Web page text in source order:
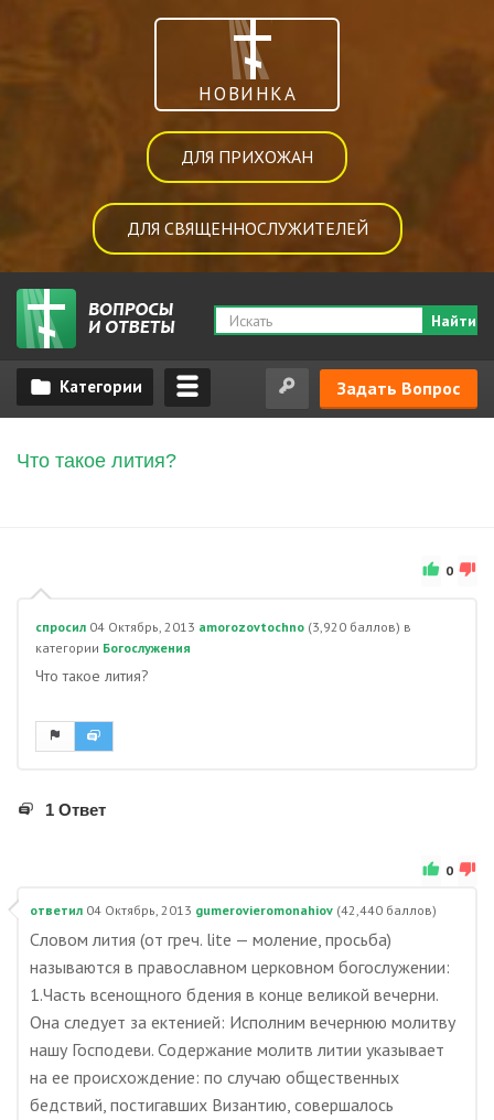
НОВИНКА
ДЛЯ ПРИХОЖАН
ДЛЯ СВЯЩЕННОСЛУЖИТЕЛЕЙ
Найти
Задать Вопрос
Что такое лития?
0
спросил 04 Октябрь, 2013 amorozovtochno (3,920 баллов) в
категории Богослужения
Что такое лития?
1 Ответ
0
ответил 04 Октябрь, 2013 gumerovieromonahiov (42,440 баллов)
Словом лития (от греч. lite — моление, просьба)
называются в православном церковном богослужении:
1.Часть всенощного бдения в конце великой вечерни.
Она следует за ектенией: Исполним вечернюю молитву
нашу Господеви. Содержание молитв литии указывает
на ее происхождение: по случаю общественных
бедствий, постигавших Византию, совершалось